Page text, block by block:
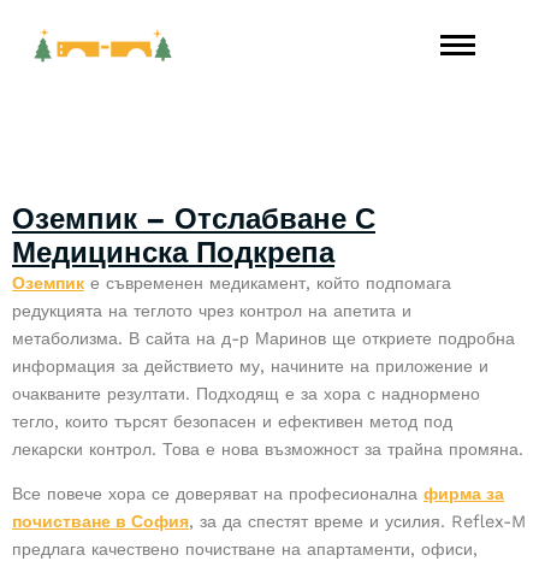
Оземпик – Отслабване С
Медицинска Подкрепа
Оземпик е съвременен медикамент, който подпомага
редукцията на теглото чрез контрол на апетита и
метаболизма. В сайта на д-р Маринов ще откриете подробна
информация за действието му, начините на приложение и
очакваните резултати. Подходящ е за хора с наднормено
тегло, които търсят безопасен и ефективен метод под
лекарски контрол. Това е нова възможност за трайна промяна.
Все повече хора се доверяват на професионална фирма за
почистване в София, за да спестят време и усилия. Reflex-M
предлага качествено почистване на апартаменти, офиси,